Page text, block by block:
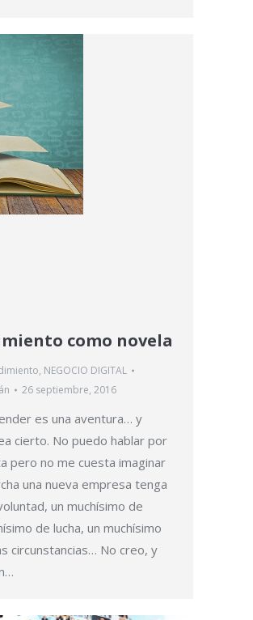
como novela
, NEGOCIO DIGITAL
26 septiembre, 2016
es una aventura… y
cierto. No puedo hablar por
pero no me cuesta imaginar
una nueva empresa tenga
un muchísimo de
de lucha, un muchísimo
circunstancias… No creo, y